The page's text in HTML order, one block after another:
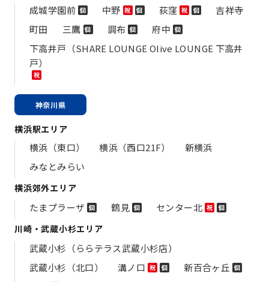
成城学園前 個 中野 祝 個 荻窪 祝 個
吉祥寺
町田
三鷹 個 調布 個 府中 個
下高井戸（SHARE LOUNGE Olive LOUNGE 下高井
戸）
祝
神奈川県
横浜駅エリア
横浜（東口） 横浜（西口21F）
新横浜
みなとみらい
横浜郊外エリア
たまプラーザ 個 鶴見 個 センター北 祝 個
川崎・武蔵小杉エリア
武蔵小杉（ららテラス武蔵小杉店）
武蔵小杉（北口）
溝ノ口 祝 個 新百合ヶ丘 個